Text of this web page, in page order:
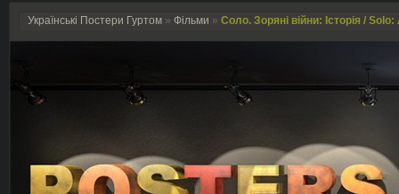
Українські Постери Гуртом » Фільми » Соло. Зоряні війни: Історія /